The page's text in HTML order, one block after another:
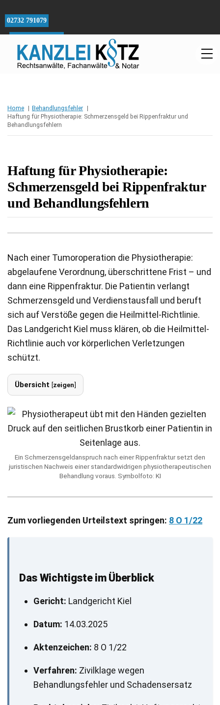
to
content
02732 791079
Home
Behandlungsfehler
Haftung für Physiotherapie: Schmerzensgeld bei Rippenfraktur und
Behandlungsfehlern
Haftung für Physiotherapie:
Schmerzensgeld bei Rippenfraktur
und Behandlungsfehlern
Nach einer Tumoroperation die Physiotherapie:
abgelaufene Verordnung, überschrittene Frist – und
dann eine Rippenfraktur. Die Patientin verlangt
Schmerzensgeld und Verdienstausfall und beruft
sich auf Verstöße gegen die Heilmittel-Richtlinie.
Das Landgericht Kiel muss klären, ob die Heilmittel-
Richtlinie auch vor körperlichen Verletzungen
schützt.
Übersicht [zeigen]
Ein Schmerzensgeldanspruch nach einer Rippenfraktur setzt den
juristischen Nachweis einer standardwidrigen physiotherapeutischen
Behandlung voraus. Symbolfoto: KI
Zum vorliegenden Urteilstext springen: 8 O 1/22
Das Wichtigste im Überblick
Gericht: Landgericht Kiel
Datum: 14.03.2025
Aktenzeichen: 8 O 1/22
Verfahren: Zivilklage wegen
Behandlungsfehler und Schadensersatz